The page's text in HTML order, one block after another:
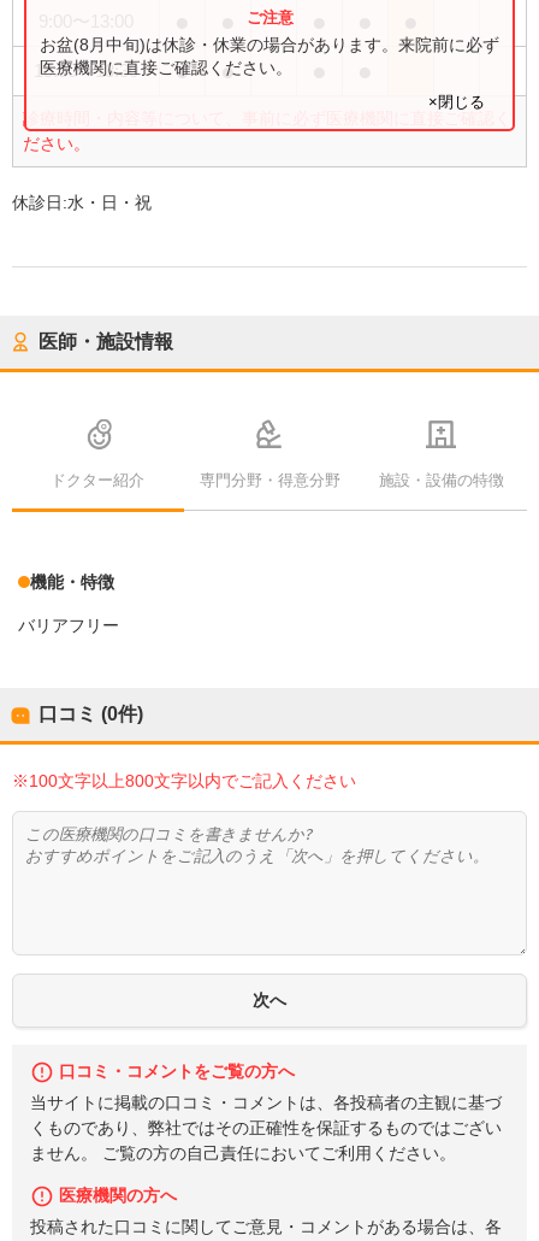
15:00〜18:30 ● ●
診療時間・内容等について、事前に必ず医療機関に直接ご確認く
ださい。
お盆(8月中旬)は休診・休業の場合があります。来院前に必ず
医療機関に直接ご確認ください。
×閉じる
休診日:水・日・祝
医師・施設情報
ドクター紹介 専門分野・得意分野 施設・設備の特徴
機能・特徴
バリアフリー
口コミ (0件)
※100文字以上800文字以内でご記入ください
口コミ・コメントをご覧の方へ
当サイトに掲載の口コミ・コメントは、各投稿者の主観に基づ
くものであり、弊社ではその正確性を保証するものではござい
ません。 ご覧の方の自己責任においてご利用ください。
医療機関の方へ
投稿された口コミに関してご意見・コメントがある場合は、各